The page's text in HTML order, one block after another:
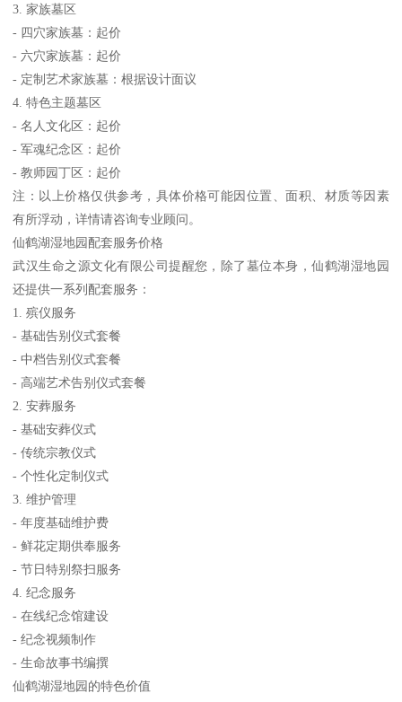
3. 家族墓区
- 四穴家族墓：起价
- 六穴家族墓：起价
- 定制艺术家族墓：根据设计面议
4. 特色主题墓区
- 名人文化区：起价
- 军魂纪念区：起价
- 教师园丁区：起价
注：以上价格仅供参考，具体价格可能因位置、面积、材质等因素
有所浮动，详情请咨询专业顾问。
仙鹤湖湿地园配套服务价格
武汉生命之源文化有限公司提醒您，除了墓位本身，仙鹤湖湿地园
还提供一系列配套服务：
1. 殡仪服务
- 基础告别仪式套餐
- 中档告别仪式套餐
- 高端艺术告别仪式套餐
2. 安葬服务
- 基础安葬仪式
- 传统宗教仪式
- 个性化定制仪式
3. 维护管理
- 年度基础维护费
- 鲜花定期供奉服务
- 节日特别祭扫服务
4. 纪念服务
- 在线纪念馆建设
- 纪念视频制作
- 生命故事书编撰
仙鹤湖湿地园的特色价值